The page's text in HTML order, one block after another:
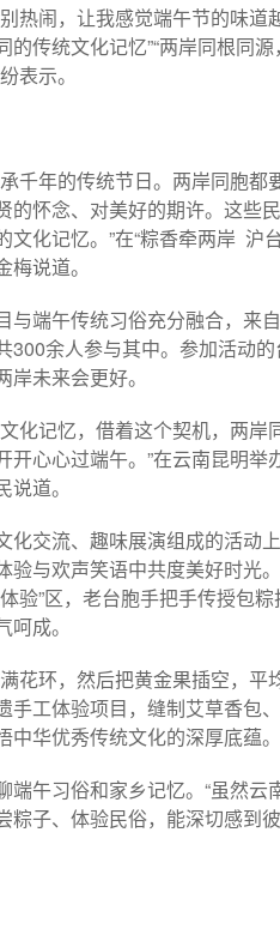
热闹，让我感觉端午节的味道
的传统文化记忆”“两岸同根同
表示。
千年的传统节日。两岸同胞都
的怀念、对美好的期许。这些
文化记忆。”在“粽香牵两岸
说道。
与端午传统习俗充分融合，来
300余人参与其中。参加活动
未来会更好。
化记忆，借着这个契机，两
心心过端午。”在云南昆明举
道。
化交流、趣味展演组成的活动
验与欢声笑语中共度美好时光
验”区，老台胞手把手传授包
成。
花环，然后把黄金果插空，平
手工体验项目，缝制艾草香
华优秀传统文化的深厚底蕴。
端午习俗和家乡记忆。“虽然
粽子、体验民俗，能深切感到